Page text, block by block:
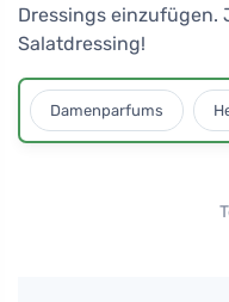
Dressings einzufügen.
Salatdressing!
Damenparfums